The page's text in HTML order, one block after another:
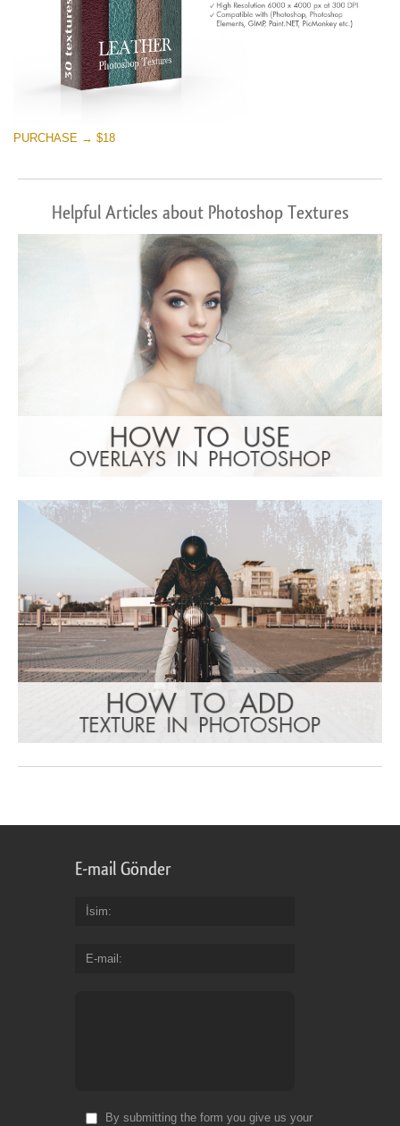
PURCHASE → $18
Helpful Articles about Photoshop Textures
E-mail Gönder
İsim
E-mail
By submitting the form you give us your